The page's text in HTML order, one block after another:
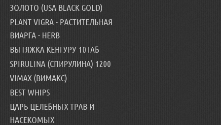
ЗОЛОТО (USA BLACK GOLD)
PLANT VIGRA - РАСТИТЕЛЬНАЯ
ВИАРГА - HERB
ВЫТЯЖКА КЕНГУРУ 10ТАБ
SPIRULINA (СПИРУЛИНА) 1200
VIMAX (ВИМАКС)
BEST WHIPS
ЦАРЬ ЦЕЛЕБНЫХ ТРАВ И
НАСЕКОМЫХ